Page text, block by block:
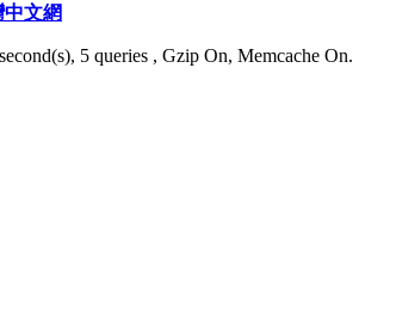
文網
5 queries , Gzip On, Memcache On.